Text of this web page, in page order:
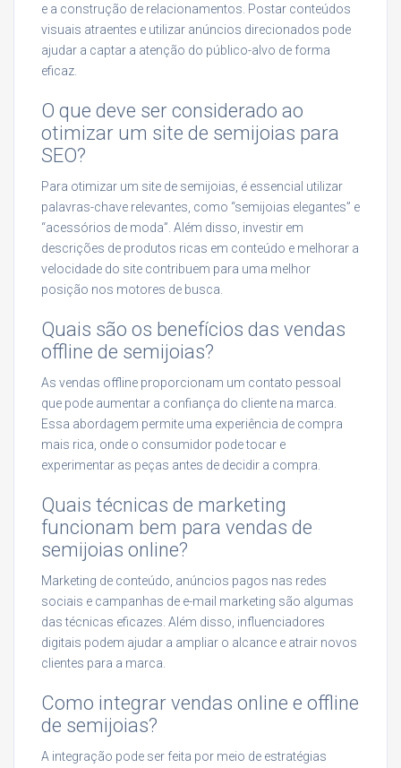
e a construção de relacionamentos. Postar conteúdos
visuais atraentes e utilizar anúncios direcionados pode
ajudar a captar a atenção do público-alvo de forma
eficaz.
O que deve ser considerado ao
otimizar um site de semijoias para
SEO?
Para otimizar um site de semijoias, é essencial utilizar
palavras-chave relevantes, como “semijoias elegantes” e
“acessórios de moda”. Além disso, investir em
descrições de produtos ricas em conteúdo e melhorar a
velocidade do site contribuem para uma melhor
posição nos motores de busca.
Quais são os benefícios das vendas
offline de semijoias?
As vendas offline proporcionam um contato pessoal
que pode aumentar a confiança do cliente na marca.
Essa abordagem permite uma experiência de compra
mais rica, onde o consumidor pode tocar e
experimentar as peças antes de decidir a compra.
Quais técnicas de marketing
funcionam bem para vendas de
semijoias online?
Marketing de conteúdo, anúncios pagos nas redes
sociais e campanhas de e-mail marketing são algumas
das técnicas eficazes. Além disso, influenciadores
digitais podem ajudar a ampliar o alcance e atrair novos
clientes para a marca.
Como integrar vendas online e offline
de semijoias?
A integração pode ser feita por meio de estratégias